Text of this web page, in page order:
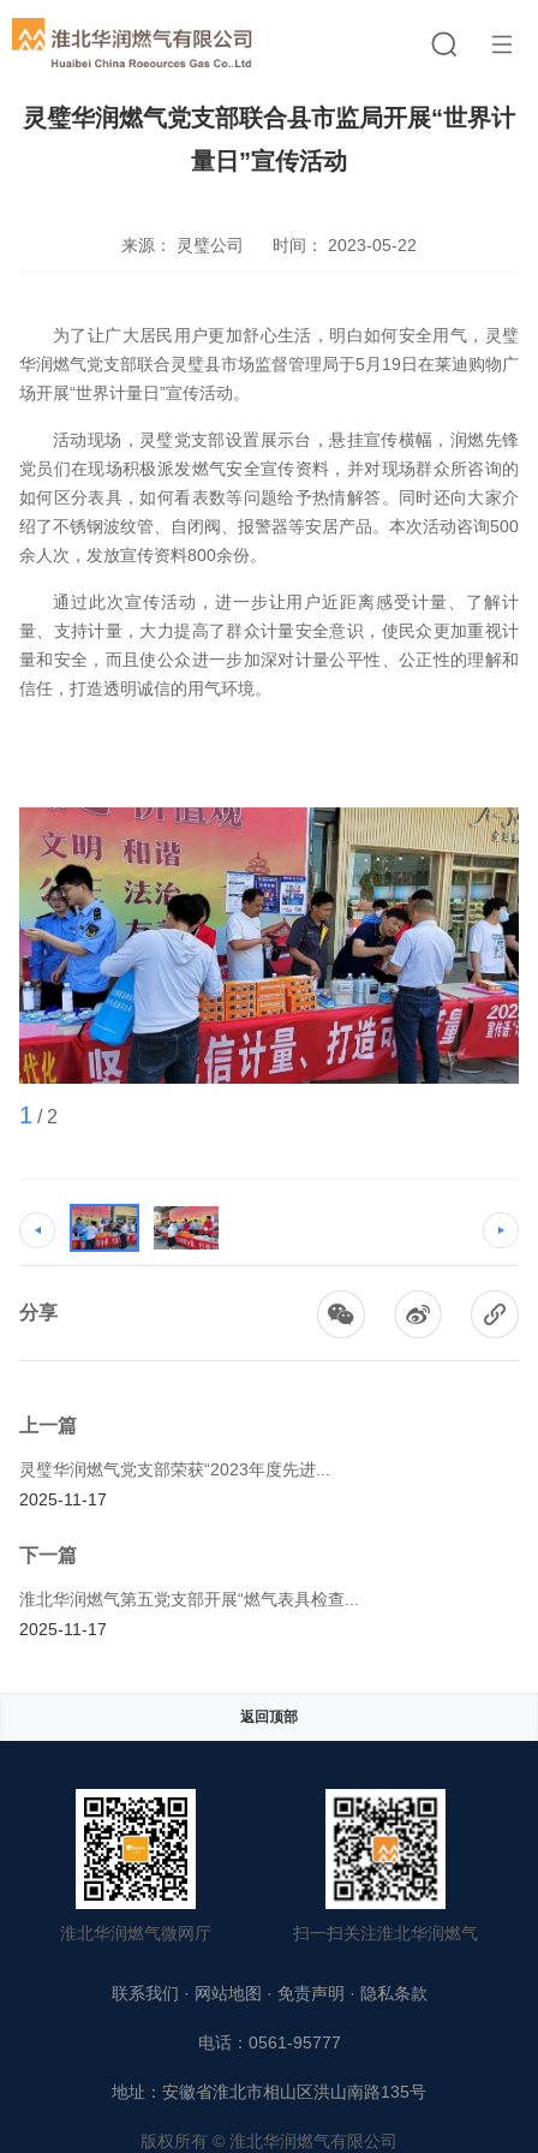
灵璧华润燃气党支部联合县市监局开展“世界计
量日”宣传活动
来源： 灵璧公司 时间： 2023-05-22
为了让广大居民用户更加舒心生活，明白如何安全用气，灵璧
华润燃气党支部联合灵璧县市场监督管理局于5月19日在莱迪购物广
场开展“世界计量日”宣传活动。
活动现场，灵璧党支部设置展示台，悬挂宣传横幅，润燃先锋
党员们在现场积极派发燃气安全宣传资料，并对现场群众所咨询的
如何区分表具，如何看表数等问题给予热情解答。同时还向大家介
绍了不锈钢波纹管、自闭阀、报警器等安居产品。本次活动咨询500
余人次，发放宣传资料800余份。
通过此次宣传活动，进一步让用户近距离感受计量、了解计
量、支持计量，大力提高了群众计量安全意识，使民众更加重视计
量和安全，而且使公众进一步加深对计量公平性、公正性的理解和
信任，打造透明诚信的用气环境。
1 / 2
分享
上一篇
灵璧华润燃气党支部荣获“2023年度先进...
2025-11-17
下一篇
淮北华润燃气第五党支部开展“燃气表具检查...
2025-11-17
返回顶部
淮北华润燃气微网厅 扫一扫关注淮北华润燃气
联系我们 · 网站地图 · 免责声明 · 隐私条款
电话：0561-95777
地址：安徽省淮北市相山区洪山南路135号
版权所有 © 淮北华润燃气有限公司